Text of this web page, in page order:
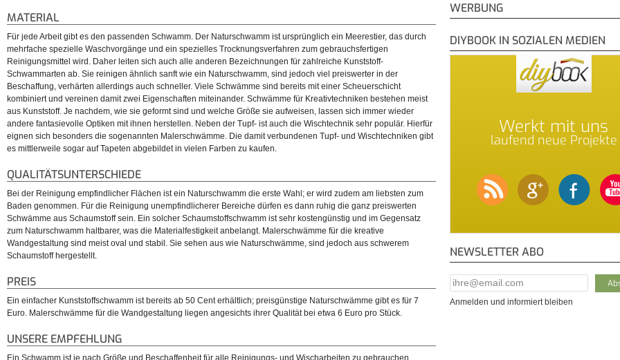
MATERIAL
Für jede Arbeit gibt es den passenden Schwamm. Der Naturschwamm ist ursprünglich ein Meerestier, das durch
mehrfache spezielle Waschvorgänge und ein spezielles Trocknungsverfahren zum gebrauchsfertigen
Reinigungsmittel wird. Daher leiten sich auch alle anderen Bezeichnungen für zahlreiche Kunststoff-
Schwammarten ab. Sie reinigen ähnlich sanft wie ein Naturschwamm, sind jedoch viel preiswerter in der
Beschaffung, verhärten allerdings auch schneller. Viele Schwämme sind bereits mit einer Scheuerschicht
kombiniert und vereinen damit zwei Eigenschaften miteinander. Schwämme für Kreativtechniken bestehen meist
aus Kunststoff. Je nachdem, wie sie geformt sind und welche Größe sie aufweisen, lassen sich immer wieder
andere fantasievolle Optiken mit ihnen herstellen. Neben der Tupf- ist auch die Wischtechnik sehr populär. Hierfür
eignen sich besonders die sogenannten Malerschwämme. Die damit verbundenen Tupf- und Wischtechniken gibt
es mittlerweile sogar auf Tapeten abgebildet in vielen Farben zu kaufen.
QUALITÄTSUNTERSCHIEDE
Bei der Reinigung empfindlicher Flächen ist ein Naturschwamm die erste Wahl; er wird zudem am liebsten zum
Baden genommen. Für die Reinigung unempfindlicherer Bereiche dürfen es dann ruhig die ganz preiswerten
Schwämme aus Schaumstoff sein. Ein solcher Schaumstoffschwamm ist sehr kostengünstig und im Gegensatz
zum Naturschwamm haltbarer, was die Materialfestigkeit anbelangt. Malerschwämme für die kreative
Wandgestaltung sind meist oval und stabil. Sie sehen aus wie Naturschwämme, sind jedoch aus schwerem
Schaumstoff hergestellt.
PREIS
Ein einfacher Kunststoffschwamm ist bereits ab 50 Cent erhältlich; preisgünstige Naturschwämme gibt es für 7
Euro. Malerschwämme für die Wandgestaltung liegen angesichts ihrer Qualität bei etwa 6 Euro pro Stück.
UNSERE EMPFEHLUNG
WERBUNG
DIYBOOK IN SOZIALEN MEDIEN
Werkt mit uns
laufend neue Projekte
NEWSLETTER ABO
E-Mail Addresse*
Anmelden und informiert bleiben